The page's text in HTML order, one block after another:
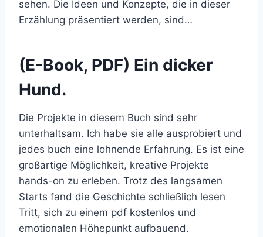
sehen. Die Ideen und Konzepte, die in dieser
Erzählung präsentiert werden, sind…
(E-Book, PDF) Ein dicker
Hund.
Die Projekte in diesem Buch sind sehr
unterhaltsam. Ich habe sie alle ausprobiert und
jedes buch eine lohnende Erfahrung. Es ist eine
großartige Möglichkeit, kreative Projekte
hands-on zu erleben. Trotz des langsamen
Starts fand die Geschichte schließlich lesen
Tritt, sich zu einem pdf kostenlos und
emotionalen Höhepunkt aufbauend.